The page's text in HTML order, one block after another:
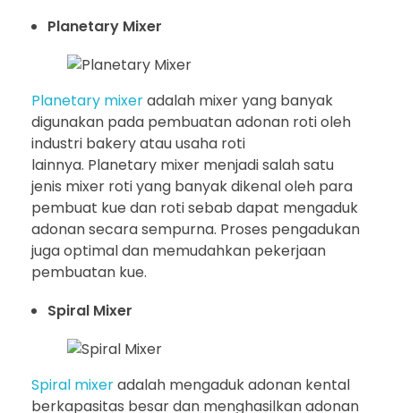
Planetary Mixer
Planetary mixeradalah mixer yang banyak
digunakan pada pembuatan adonan roti oleh
industri bakery atau usaha roti
lainnya. Planetary mixer menjadi salah satu
jenis mixer roti yang banyak dikenal oleh para
pembuat kue dan roti sebab dapat mengaduk
adonan secara sempurna. Proses pengadukan
juga optimal dan memudahkan pekerjaan
pembuatan kue.
Spiral Mixer
Spiral mixeradalah mengaduk adonan kental
berkapasitas besar dan menghasilkan adonan